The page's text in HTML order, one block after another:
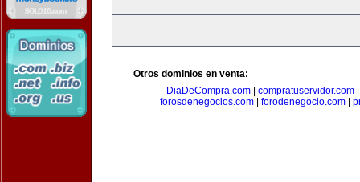
Otros dominios en venta:
DiaDeCompra.com
compratuservidor.com
forosdenegocios.com
forodenegocio.com